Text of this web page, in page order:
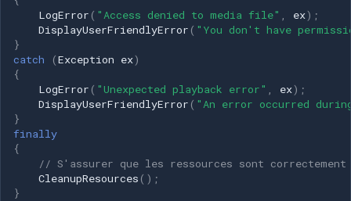
LogError ( "Access denied to media file" ex);
DisplayUserFriendlyError ( "You don't have
}
catch
(Exception ex)
{
LogError ( "Unexpected playback error" ex);
DisplayUserFriendlyError ( "An error occurred
}
finally
{
// S'assurer que les ressources sont correctement
CleanupResources ();
}